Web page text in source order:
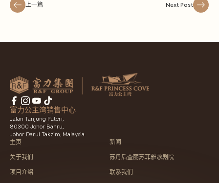
上一篇 Next Post
富力公主湾销售中心
Jalan Tanjung Puteri,
80300 Johor Bahru,
Johor Darul Takzim, Malaysia
主页
关于我们
项目介绍
新闻
苏丹后查丽苏菲雅歌剧院
联系我们